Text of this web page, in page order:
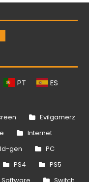
PT ES
Evilgamerz
Internet
gen
PC
PS4
PS5